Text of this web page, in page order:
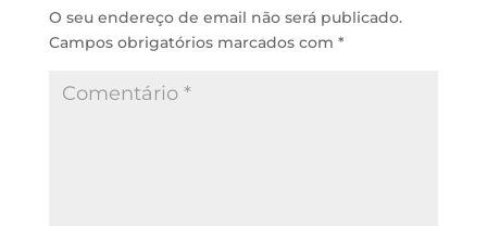
O seu endereço de email não será publicado.
Campos obrigatórios marcados com *